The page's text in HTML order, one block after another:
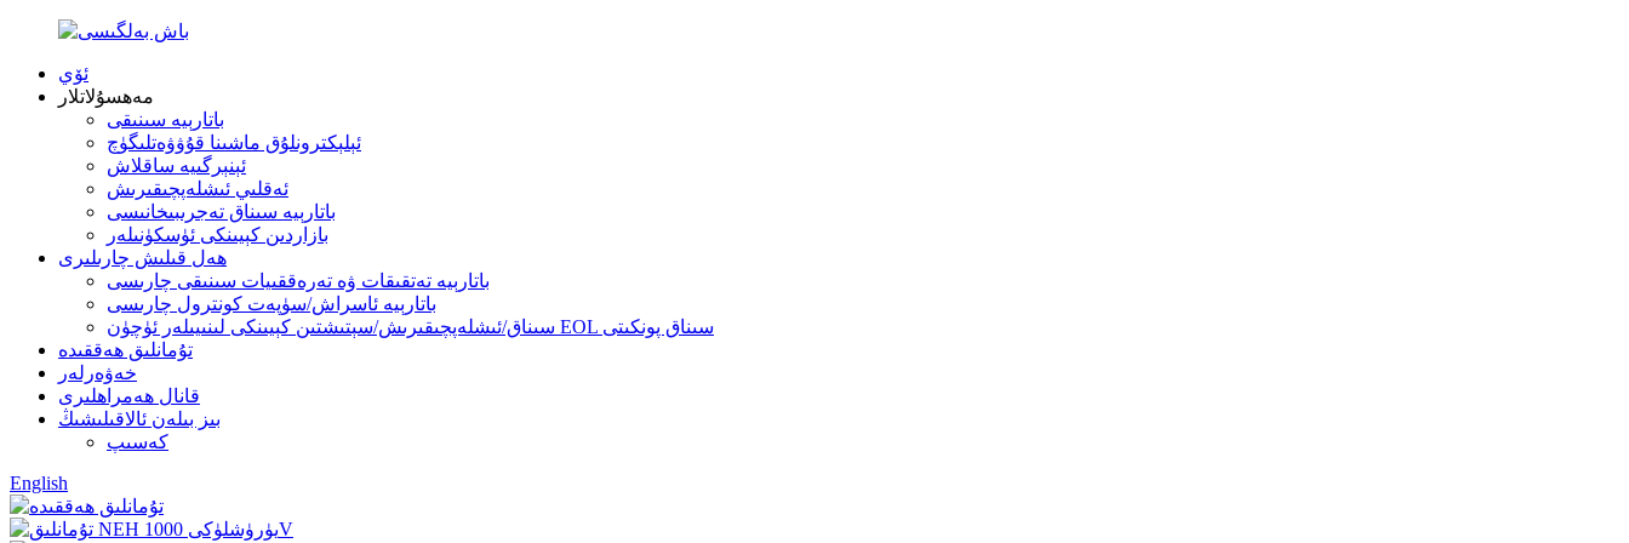
ئۆي
مەھسۇلاتلار
باتارېيە سىنىقى
ئېلېكترونلۇق ماشىنا قۇۋۋەتلىگۈچ
ئېنېرگىيە ساقلاش
ئەقلىي ئىشلەپچىقىرىش
باتارېيە سىناق تەجرىبىخانىسى
بازاردىن كېيىنكى ئۈسكۈنىلەر
ھەل قىلىش چارىلىرى
باتارېيە تەتقىقات ۋە تەرەققىيات سىنىقى چارىسى
باتارېيە ئاسراش/سۈپەت كونترول چارىسى
سىناق/ئىشلەپچىقىرىش/سېتىشتىن كېيىنكى لىنىيىلەر ئۈچۈن EOL سىناق پونكىتى
تۇمانلىق ھەققىدە
خەۋەرلەر
قانال ھەمراھلىرى
بىز بىلەن ئالاقىلىشىڭ
كەسىپ
English